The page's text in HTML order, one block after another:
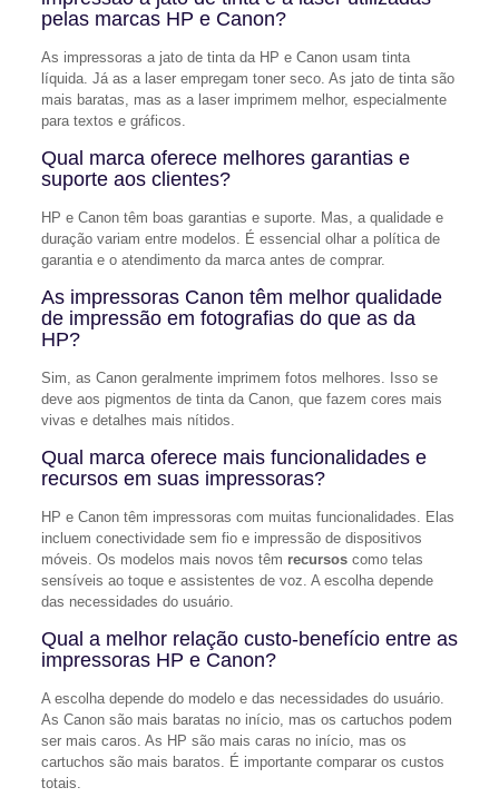
pelas marcas HP e Canon?
As impressoras a jato de tinta da HP e Canon usam tinta
líquida. Já as a laser empregam toner seco. As jato de tinta são
mais baratas, mas as a laser imprimem melhor, especialmente
para textos e gráficos.
Qual marca oferece melhores garantias e
suporte aos clientes?
HP e Canon têm boas garantias e suporte. Mas, a qualidade e
duração variam entre modelos. É essencial olhar a política de
garantia e o atendimento da marca antes de comprar.
As impressoras Canon têm melhor qualidade
de impressão em fotografias do que as da
HP?
Sim, as Canon geralmente imprimem fotos melhores. Isso se
deve aos pigmentos de tinta da Canon, que fazem cores mais
vivas e detalhes mais nítidos.
Qual marca oferece mais funcionalidades e
recursos em suas impressoras?
HP e Canon têm impressoras com muitas funcionalidades. Elas
incluem conectividade sem fio e impressão de dispositivos
móveis. Os modelos mais novos têm recursoscomo telas
sensíveis ao toque e assistentes de voz. A escolha depende
das necessidades do usuário.
Qual a melhor relação custo-benefício entre as
impressoras HP e Canon?
A escolha depende do modelo e das necessidades do usuário.
As Canon são mais baratas no início, mas os cartuchos podem
ser mais caros. As HP são mais caras no início, mas os
cartuchos são mais baratos. É importante comparar os custos
totais.